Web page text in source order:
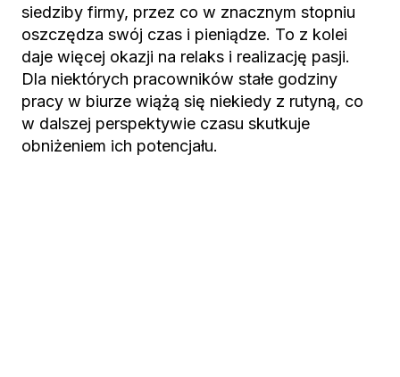
siedziby firmy, przez co w znacznym stopniu
oszczędza swój czas i pieniądze. To z kolei
daje więcej okazji na relaks i realizację pasji.
Dla niektórych pracowników stałe godziny
pracy w biurze wiążą się niekiedy z rutyną, co
w dalszej perspektywie czasu skutkuje
obniżeniem ich potencjału.